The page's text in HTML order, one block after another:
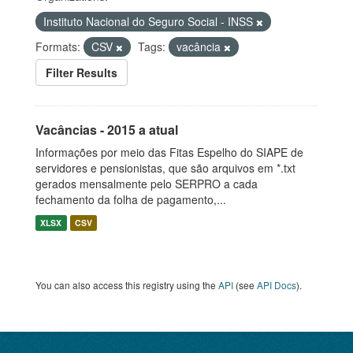
Instituto Nacional do Seguro Social - INSS
Formats:
CSV Tags:
vacância
Filter Results
Vacâncias - 2015 a atual
Informações por meio das Fitas Espelho do SIAPE de
servidores e pensionistas, que são arquivos em *.txt
gerados mensalmente pelo SERPRO a cada
fechamento da folha de pagamento,...
XLSX CSV
You can also access this registry using the API (see API Docs).